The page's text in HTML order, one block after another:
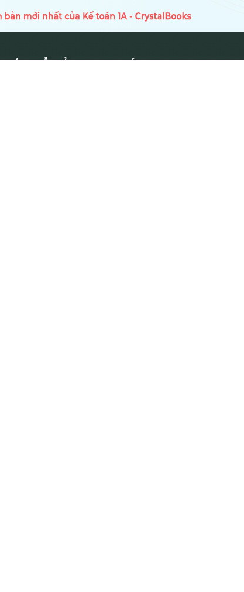
HƯỚNG DẪN SỬ DỤNG TIN TỨC